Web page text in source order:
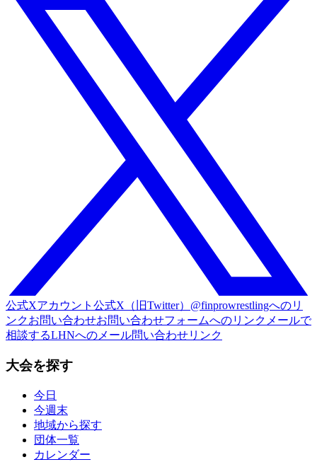
公式Xアカウント 公式X（旧Twitter）@finprowrestlingへのリ
ンクお問い合わせお問い合わせフォームへのリンク メールで
相談するLHNへのメール問い合わせリンク
大会を探す
今日
今週末
地域から探す
団体一覧
カレンダー